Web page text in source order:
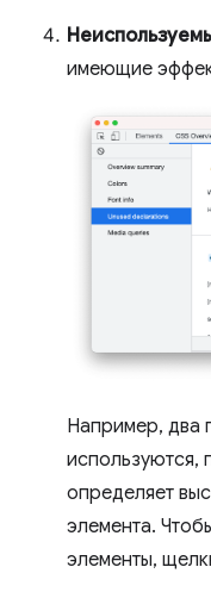
имеющие
Например, два
используются,
определяет
элемента.
элементы,